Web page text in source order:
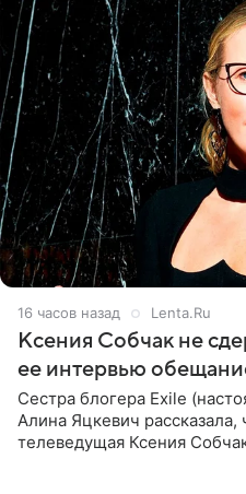
16 часов назад Lenta.Ru
Ксения Собчак не
ее интервью
Сестра блогера Exile
Алина Яцкевич рассказала,
телеведущая Ксения